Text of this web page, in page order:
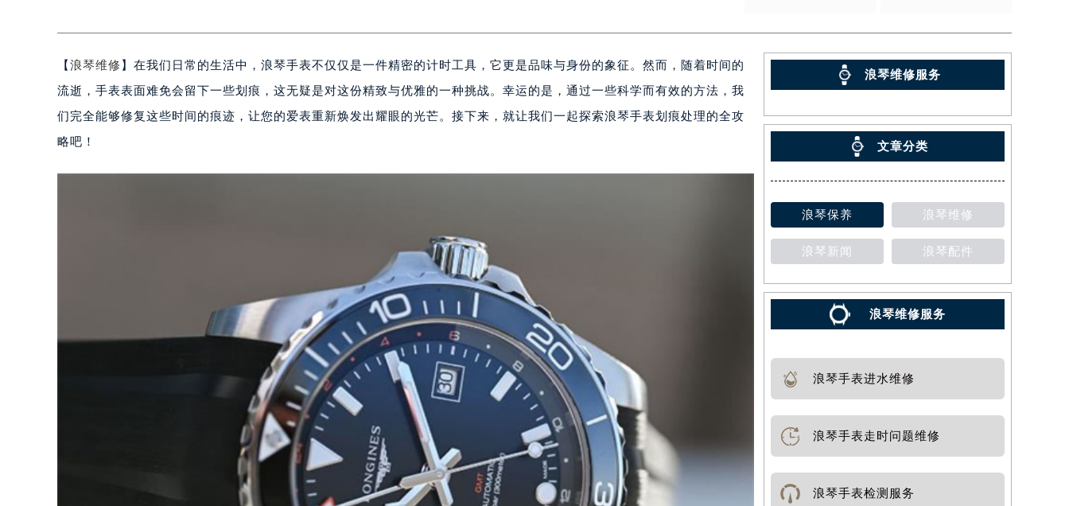
【 浪琴维修 】在我们日常的生活中，浪琴手表不仅仅是一件精密的计时工具，它更是品味与身份的象征。然而，随着时间的
流逝，手表表面难免会留下一些划痕，这无疑是对这份精致与优雅的一种挑战。幸运的是，通过一些科学而有效的方法，我
们完全能够修复这些时间的痕迹，让您的爱表重新焕发出耀眼的光芒。接下来，就让我们一起探索浪琴手表划痕处理的全攻
略吧！
浪琴维修服务
文章分类
浪琴保养 浪琴维修
浪琴新闻 浪琴配件
浪琴维修服务
浪琴手表进水维修
浪琴手表走时问题维修
浪琴手表检测服务